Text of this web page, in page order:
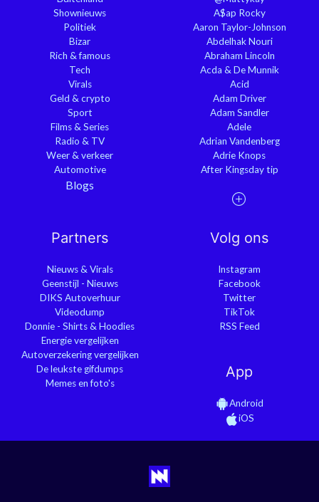
Shownieuws
Politiek
Bizar
Rich & famous
Tech
Virals
Geld & crypto
Sport
Films & Series
Radio & TV
Weer & verkeer
Automotive
Blogs
A$ap Rocky
Aaron Taylor-Johnson
Abdelhak Nouri
Abraham Lincoln
Acda & De Munnik
Acid
Adam Driver
Adam Sandler
Adele
Adrian Vandenberg
Adrie Knops
After Kingsday tip
Partners
Nieuws & Virals
Geenstijl - Nieuws
DIKS Autoverhuur
Videodump
Donnie - Shirts & Hoodies
Energie vergelijken
Autoverzekering vergelijken
De leukste gifdumps
Memes en foto's
Volg ons
Instagram
Facebook
Twitter
TikTok
RSS Feed
App
Android
iOS